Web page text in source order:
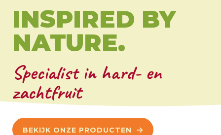
INSPIRED BY
NATURE.
Specialist in hard- en
zachtfruit
BEKIJK ONZE PRODUCTEN